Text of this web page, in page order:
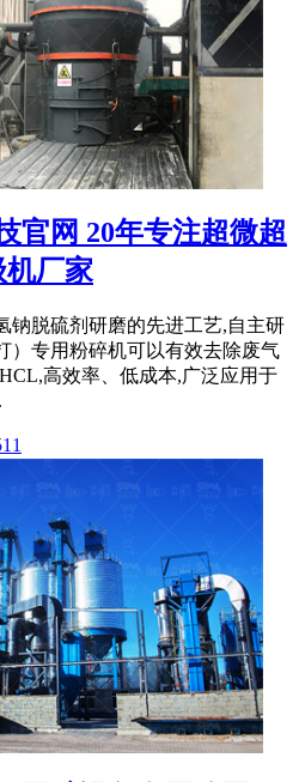
官网 20年专注超微超
厂家
钠脱硫剂研磨的先进工艺,自主研
）专用粉碎机可以有效去除废气
高效率、低成本,广泛应用于